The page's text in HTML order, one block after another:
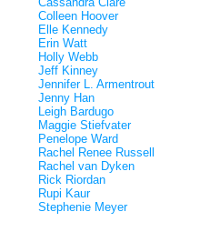
Colleen Hoover
Elle Kennedy
Erin Watt
Holly Webb
Jeff Kinney
Jennifer L. Armentrout
Jenny Han
Leigh Bardugo
Maggie Stiefvater
Penelope Ward
Rachel Renee Russell
Rachel van Dyken
Rick Riordan
Rupi Kaur
Stephenie Meyer